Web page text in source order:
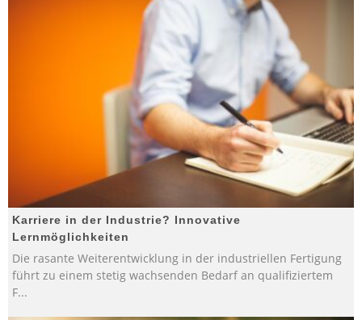
Karriere in der Industrie? Innovative
Lernmöglichkeiten
Die rasante Weiterentwicklung in der industriellen Fertigung
führt zu einem stetig wachsenden Bedarf an qualifiziertem
F...